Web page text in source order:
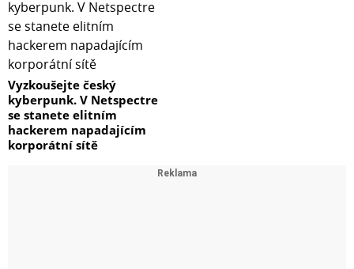
Vyzkoušejte český
kyberpunk. V Netspectre
se stanete elitním
hackerem napadajícím
korporátní sítě